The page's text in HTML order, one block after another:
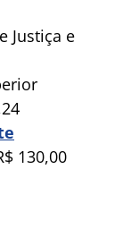
Justiça e
130,00